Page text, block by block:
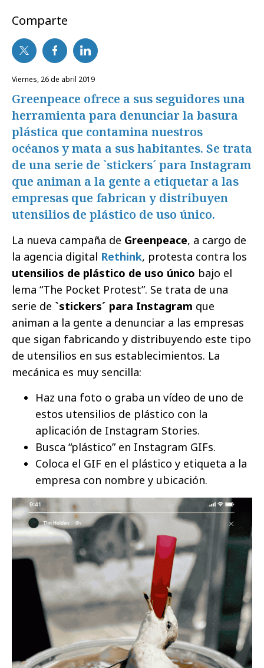
Comparte
viernes, 26 de abril 2019
Greenpeace ofrece a sus seguidores una
herramienta para denunciar la basura
plástica que contamina nuestros
océanos y mata a sus habitantes. Se trata
de una serie de `stickers´ para Instagram
que animan a la gente a etiquetar a las
empresas que fabrican y distribuyen
utensilios de plástico de uso único.
La nueva campaña de Greenpeace, a cargo de
la agencia digital Rethink, protesta contra los
utensilios de plástico de uso único bajo el
lema “The Pocket Protest”. Se trata de una
serie de `stickers´ para Instagram que
animan a la gente a denunciar a las empresas
que sigan fabricando y distribuyendo este tipo
de utensilios en sus establecimientos. La
mecánica es muy sencilla:
Haz una foto o graba un vídeo de uno de
estos utensilios de plástico con la
aplicación de Instagram Stories.
Busca “plástico” en Instagram GIFs.
Coloca el GIF en el plástico y etiqueta a la
empresa con nombre y ubicación.